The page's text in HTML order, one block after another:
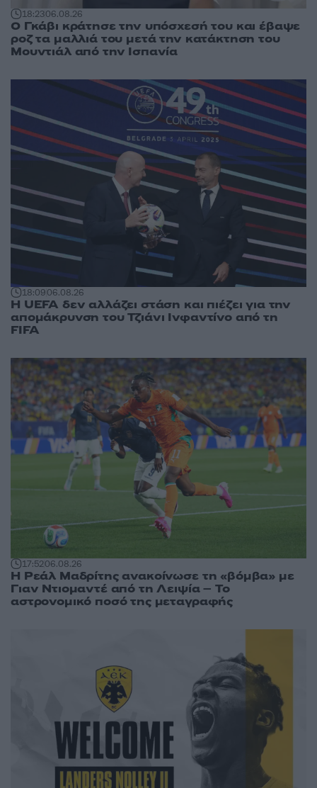
18:2306.08.26
Ο Γκάβι κράτησε την υπόσχεσή του και έβαψε
ροζ τα μαλλιά του μετά την κατάκτηση του
Μουντιάλ από την Ισπανία
18:0906.08.26
Η UEFA δεν αλλάζει στάση και πιέζει για την
απομάκρυνση του Τζιάνι Ινφαντίνο από τη
FIFA
17:5206.08.26
Η Ρεάλ Μαδρίτης ανακοίνωσε τη «βόμβα» με
Γιαν Ντιομαντέ από τη Λειψία – Το
αστρονομικό ποσό της μεταγραφής